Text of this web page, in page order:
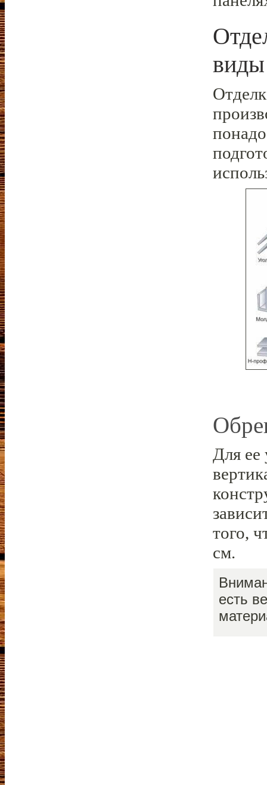
виды
Для ее
того,
см.
есть